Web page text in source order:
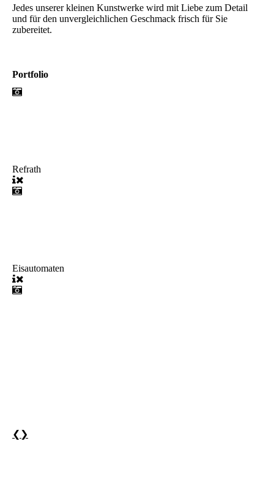
Jedes unserer kleinen Kunstwerke wird mit Liebe zum Detail
und für den unvergleichlichen Geschmack frisch für Sie
zubereitet.
Portfolio
Refrath
Eisautomaten
❮ ❯